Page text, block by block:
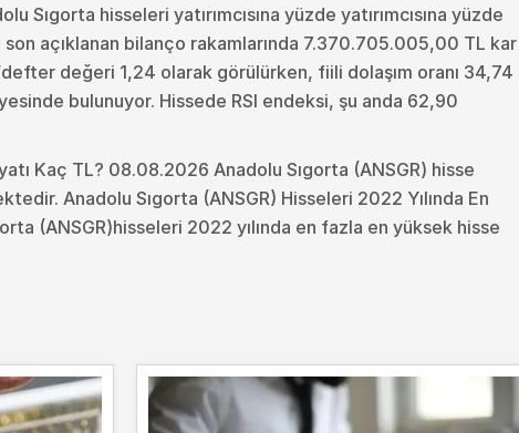
Sıgorta hisseleri yatırımcısına yüzde yatırımcısına yüzde
son açıklanan bilanço rakamlarında 7.370.705.005,00 TL kar
defter değeri 1,24 olarak görülürken, fiili dolaşım oranı 34,74
bulunuyor. Hissede RSI endeksi, şu anda 62,90
Kaç TL? 08.08.2026 Anadolu Sıgorta (ANSGR) hisse
Anadolu Sıgorta (ANSGR) Hisseleri 2022 Yılında En
(ANSGR)hisseleri 2022 yılında en fazla en yüksek hisse